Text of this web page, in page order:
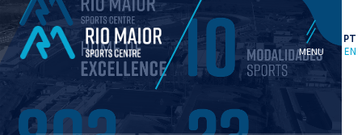
PT
EN